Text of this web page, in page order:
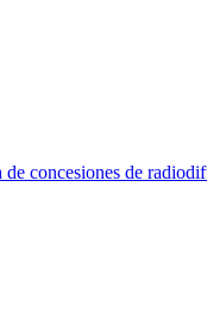
concesiones de